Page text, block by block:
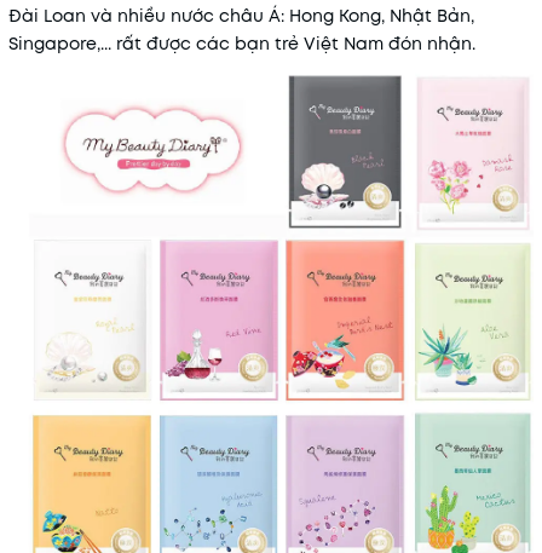
Mã khuyến mãi:
Đài Loan và nhiều nước châu Á: Hong Kong, Nhật Bản,
Singapore,... rất được các bạn trẻ Việt Nam đón nhận.